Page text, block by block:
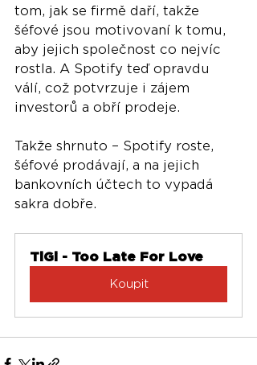
tom, jak se firmě daří, takže
šéfové jsou motivovaní k tomu,
aby jejich společnost co nejvíc
rostla. A Spotify teď opravdu
válí, což potvrzuje i zájem
investorů a obří prodeje.
Takže shrnuto – Spotify roste,
šéfové prodávají, a na jejich
bankovních účtech to vypadá
sakra dobře.
TiGi - Too Late For Love
Koupit